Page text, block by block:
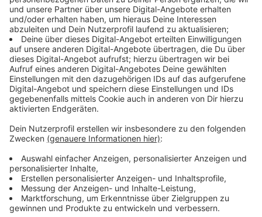
wurde abgewendet - was manche schon als Erfolg
werten.
Anzeige
Politik ist viel ungewisser geworden. Die
Zeiten, in denen Wähler einer einzigen Partei
längst vorbei.
Anzeige
Umso bemerkenswerter ist der Erfolg der Grünen. Die
Grünen haben ihr bisher bestes Ergebnis bei